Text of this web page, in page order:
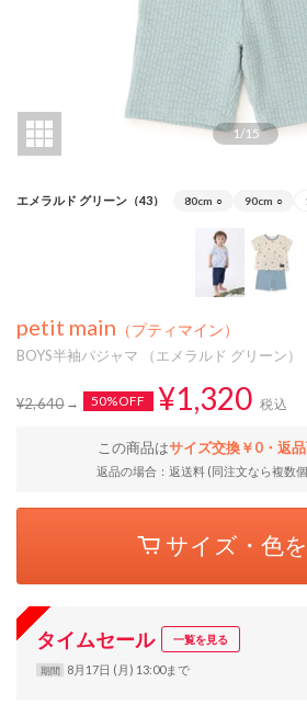
1/15
エメラルド グリーン（43） 80cm ○ 90cm ○
petit main （プティマイン）
BOYS半袖パジャマ （エメラルド グリーン）
¥2,640 50%OFF ¥1,320 税込
この商品はサイズ交換￥0・返
返品の場合：返送料 (同注文なら複数
サイズ・色
タイムセール 一覧を見る
期間 8月17日 (月) 13:00まで